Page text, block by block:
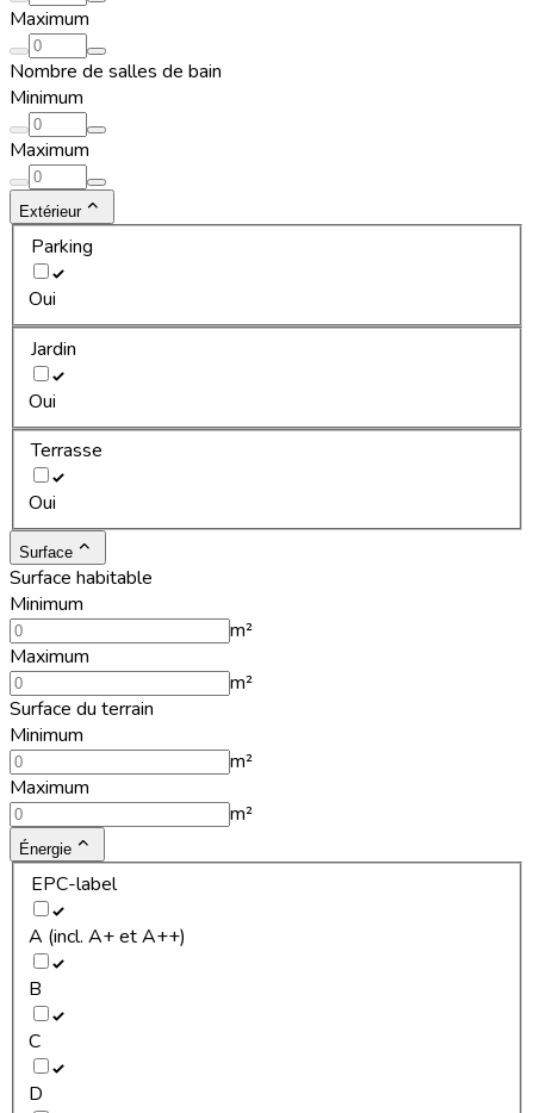
Maximum
Nombre de salles de bain
Minimum
Maximum
Extérieur
Parking
Oui
Jardin
Oui
Terrasse
Oui
Surface
Surface habitable
Minimum
m²
Maximum
m²
Surface du terrain
Minimum
m²
Maximum
m²
Énergie
EPC-label
A (incl. A+ et A++)
B
C
D